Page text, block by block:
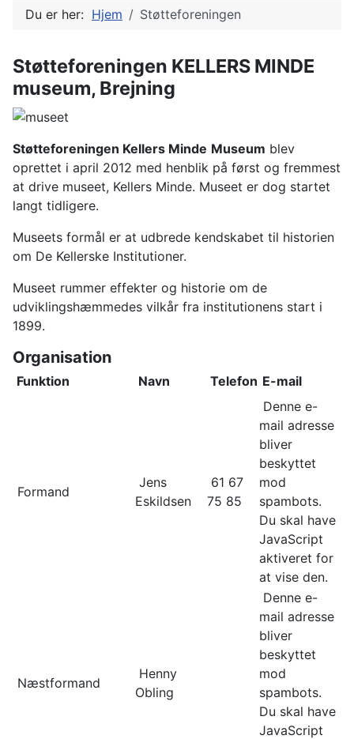
Du er her: Hjem Støtteforeningen
Støtteforeningen KELLERS MINDE
museum, Brejning
Støtteforeningen Kellers Minde Museum blev
oprettet i april 2012 med henblik på først og fremmest
at drive museet, Kellers Minde. Museet er dog startet
langt tidligere.
Museets formål er at udbrede kendskabet til historien
om De Kellerske Institutioner.
Museet rummer effekter og historie om de
udviklingshæmmedes vilkår fra institutionens start i
1899.
Organisation
Funktion Navn Telefon E-mail
Formand
Jens
Eskildsen
61 67
75 85
Denne e-
mail adresse
bliver
beskyttet
mod
spambots.
Du skal have
JavaScript
aktiveret for
at vise den.
Næstformand
Henny
Obling
Denne e-
mail adresse
bliver
beskyttet
mod
spambots.
Du skal have
JavaScript